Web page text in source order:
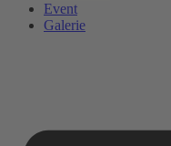
Event
Galerie